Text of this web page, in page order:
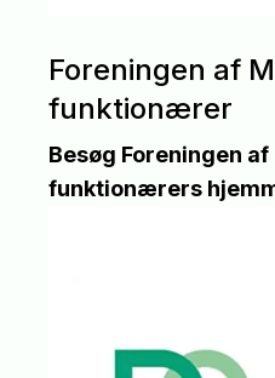
Foreningen af
funktionærer
Besøg Foreningen
funktionærers